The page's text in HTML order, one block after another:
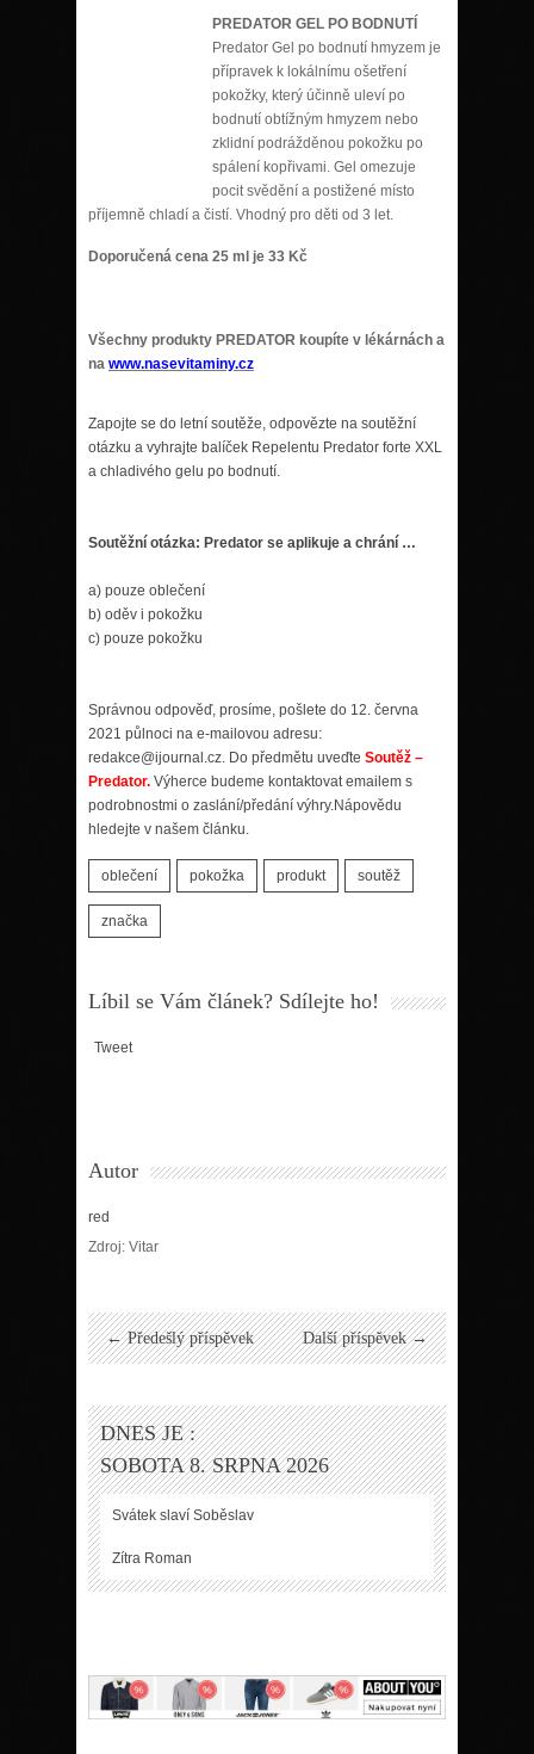
PREDATOR GEL PO BODNUTÍ
Predator Gel po bodnutí hmyzem je
přípravek k lokálnímu ošetření
pokožky, který účinně uleví po
bodnutí obtížným hmyzem nebo
zklidní podrážděnou pokožku po
spálení kopřivami. Gel omezuje
pocit svědění a postižené místo
příjemně chladí a čistí. Vhodný pro děti od 3 let.
Doporučená cena 25 ml je 33 Kč
Všechny produkty PREDATOR koupíte v lékárnách a
na www.nasevitaminy.cz
Zapojte se do letní soutěže, odpovězte na soutěžní
otázku a vyhrajte balíček Repelentu Predator forte XXL
a chladivého gelu po bodnutí.
Soutěžní otázka: Predator se aplikuje a chrání …
a) pouze oblečení
b) oděv i pokožku
c) pouze pokožku
Správnou odpověď, prosíme, pošlete do 12. června
2021 půlnoci na e-mailovou adresu:
redakce@ijournal.cz. Do předmětu uveďte Soutěž –
Predator. Výherce budeme kontaktovat emailem s
podrobnostmi o zaslání/předání výhry.Nápovědu
hledejte v našem článku.
oblečení pokožka produkt soutěž
značka
Líbil se Vám článek? Sdílejte ho!
Tweet
Autor
red
Zdroj: Vitar
← Předešlý příspěvek Další příspěvek →
DNES JE :
SOBOTA 8. SRPNA 2026
Svátek slaví Soběslav
Zítra Roman